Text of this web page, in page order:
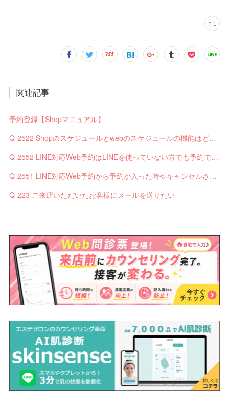
関連記事
予約登録【Shopマニュアル】
Q-2522 Shopのスケジュールとwebのスケジュールの機能はどう違いますか？
Q-2552 LINE対応Web予約はLINEを使っていない方でも予約できますか？
Q-2551 LINE対応Web予約から予約が入った時やキャンセルされた時、サロンやお客様へは通知されますか？
Q-223 ご来店いただいたお客様にメールを送りたい